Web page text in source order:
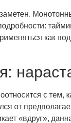
заметен.
как
с
от
«вдруг»,